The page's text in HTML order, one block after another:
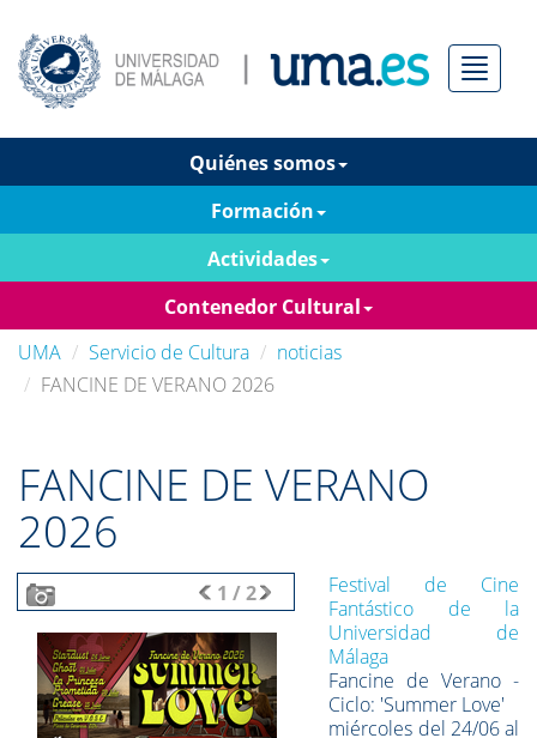
Menú
Quiénes somos
Formación
Actividades
Contenedor Cultural
UMA
Servicio de Cultura
noticias
FANCINE DE VERANO 2026
FANCINE DE VERANO
2026
1 / 2
Festival de Cine
Fantástico de la
Universidad de
Málaga
Fancine de Verano -
Ciclo: 'Summer Love'
miércoles del 24/06 al